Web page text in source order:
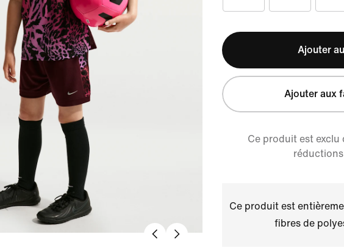
Ajouter
Ajouter aux
Ce produit est exclu
Ce produit est
fibres de